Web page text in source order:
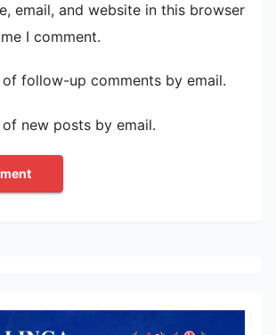
email, and website in this browser
I comment.
follow-up comments by email.
new posts by email.